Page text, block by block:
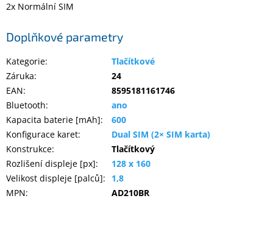
2x Normální SIM
Doplňkové parametry
Kategorie:
Tlačítkové
Záruka:
24
EAN:
8595181161746
Bluetooth:
ano
Kapacita baterie [mAh]:
600
Konfigurace karet:
Dual SIM (2× SIM karta)
Konstrukce:
Tlačítkový
Rozlišení displeje [px]:
128 x 160
Velikost displeje [palců]:
1,8
MPN: AD210BR